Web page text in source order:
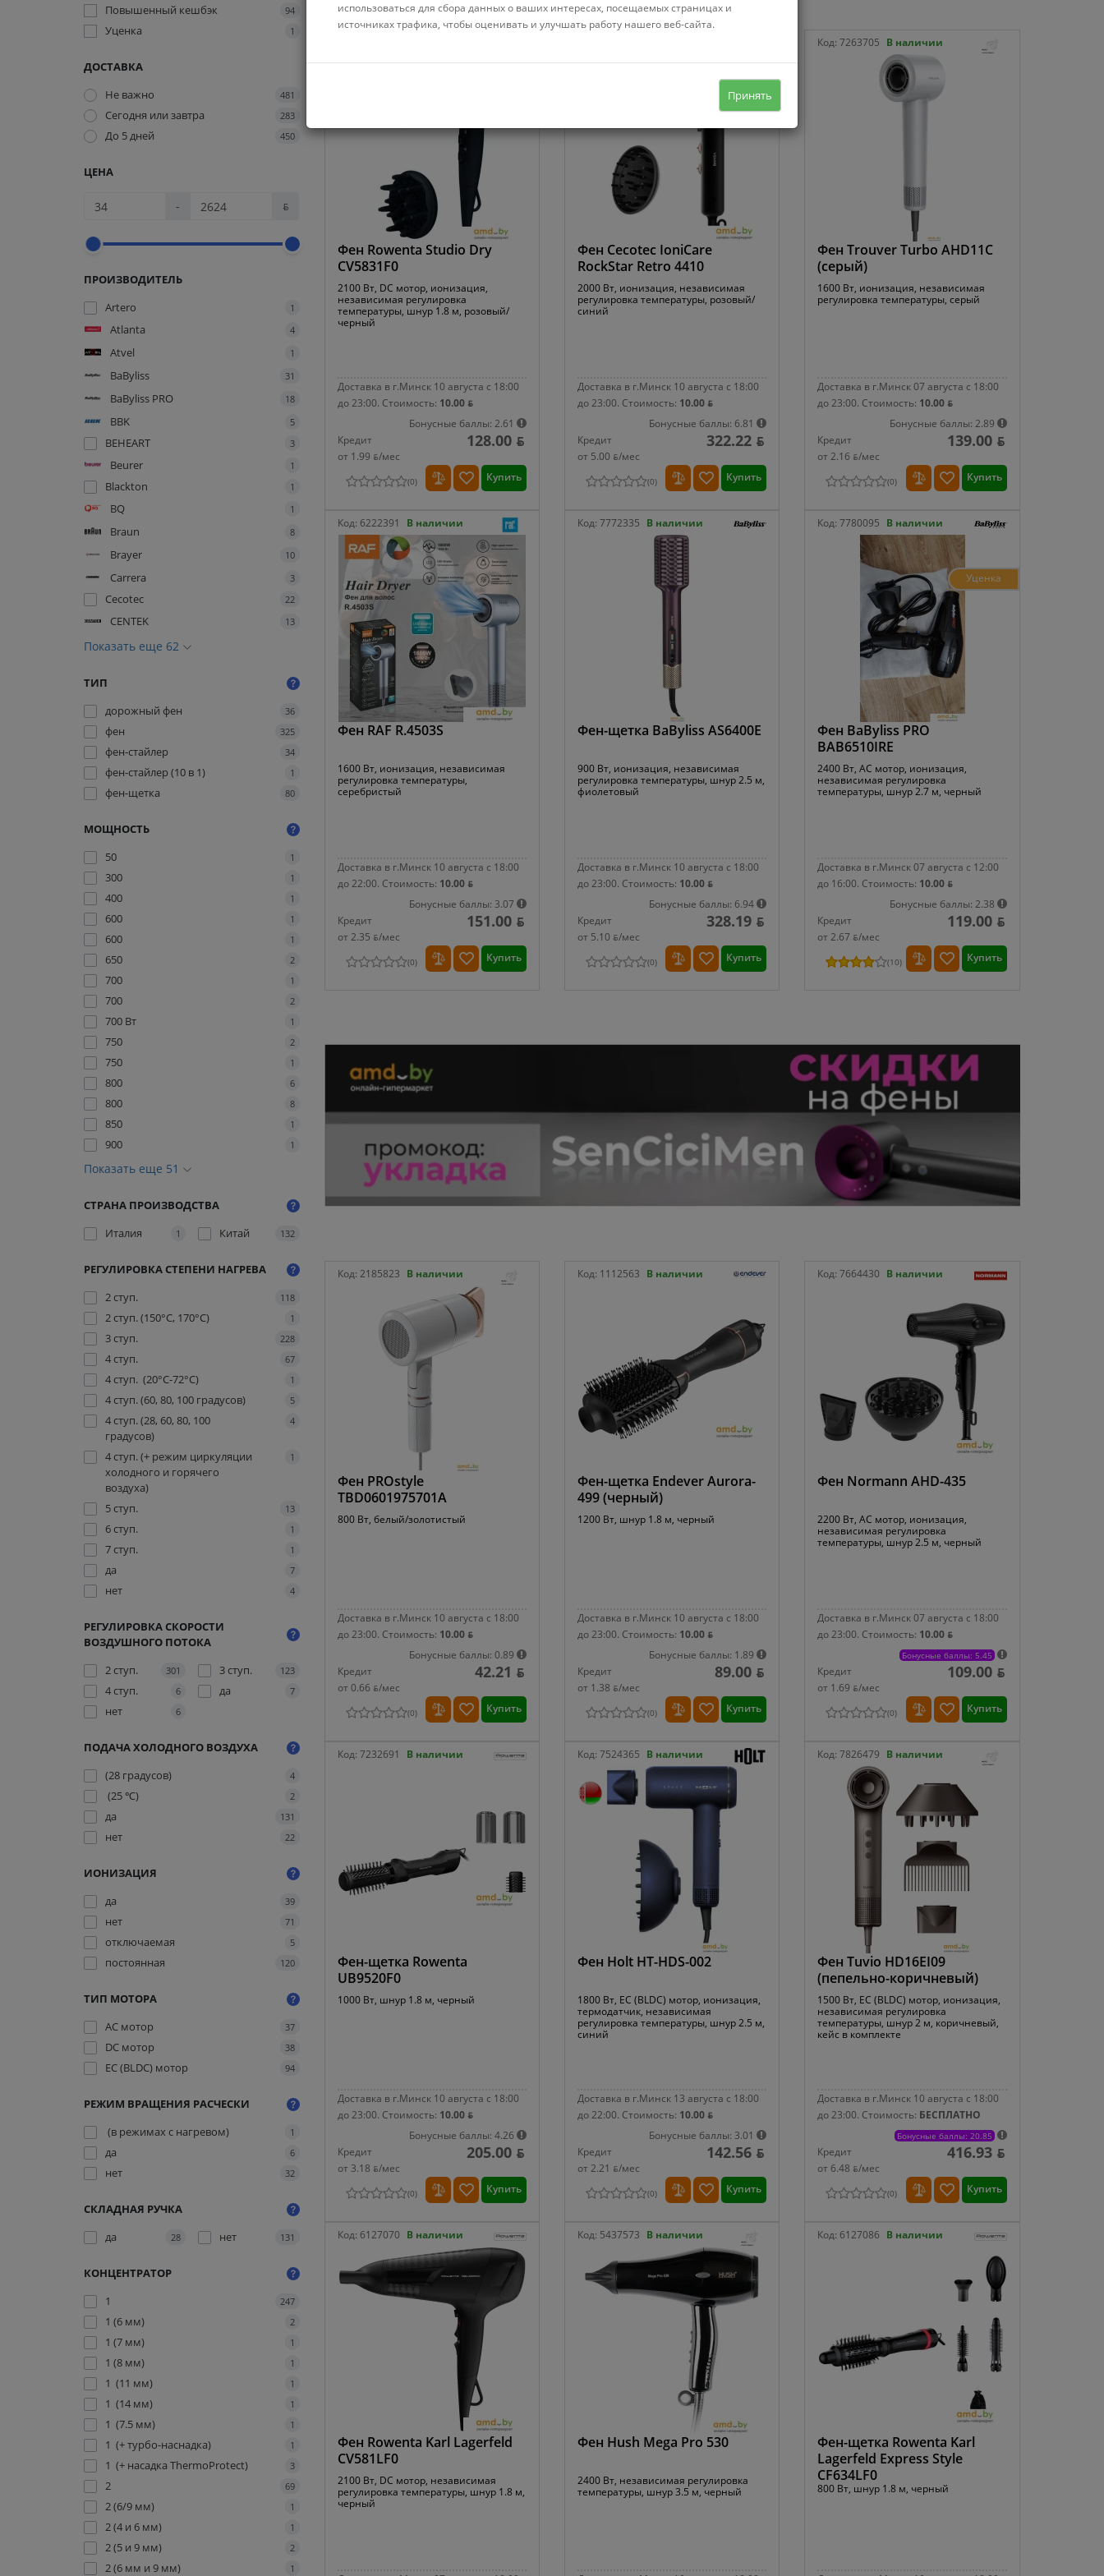
Повышенный кешбэк 94
Уценка 1
ДОСТАВКА
Не важно
481
Сегодня или завтра 283
До 5 дней 450
ЦЕНА
- ƃ
ПРОИЗВОДИТЕЛЬ
Artero
1
Atlanta 4
Atvel 1
BaByliss 31
BaByliss PRO 18
BBK 5
BEHEART 3
Beurer 1
Blackton 1
BQ 1
Braun 8
Brayer 10
Carrera 3
Cecotec 22
CENTEK 13
Показать еще 62
ТИП
дорожный фен
36
фен 325
фен-стайлер 34
фен-стайлер (10 в 1) 1
фен-щетка 80
МОЩНОСТЬ
50
1
300 1
400 1
600 1
600 1
650 2
700 1
700 2
700 Вт 1
750 2
750 1
800 6
800 8
850 1
900 1
Показать еще 51
СТРАНА ПРОИЗВОДСТВА
Италия
1 Китай 132
РЕГУЛИРОВКА СТЕПЕНИ НАГРЕВА
2 ступ.
118
2 ступ. (150°C, 170°C) 1
3 ступ. 228
4 ступ. 67
4 ступ. (20°C-72°C) 1
4 ступ. (60, 80, 100 градусов) 5
4 ступ. (28, 60, 80, 100
градусов)
4
4 ступ. (+ режим циркуляции
холодного и горячего
воздуха)
1
5 ступ. 13
6 ступ. 1
7 ступ. 1
да 7
нет 4
РЕГУЛИРОВКА СКОРОСТИ
ВОЗДУШНОГО ПОТОКА
2 ступ.
301 3 ступ. 123
4 ступ. 6 да 7
нет 6
ПОДАЧА ХОЛОДНОГО ВОЗДУХА
(28 градусов)
4
(25 ℃) 2
да 131
нет 22
ИОНИЗАЦИЯ
да
39
нет 71
отключаемая 5
постоянная 120
ТИП МОТОРА
AC мотор
37
DC мотор 38
EC (BLDC) мотор 94
РЕЖИМ ВРАЩЕНИЯ РАСЧЕСКИ
(в режимах с нагревом)
1
да 6
нет 32
СКЛАДНАЯ РУЧКА
да
28 нет 131
КОНЦЕНТРАТОР
1
247
1 (6 мм) 2
1 (7 мм) 1
1 (8 мм) 1
1 (11 мм) 1
1 (14 мм) 1
1 (7.5 мм) 1
1 (+ турбо-наснадка) 1
1 (+ насадка ThermoProtect) 3
2 69
2 (6/9 мм) 1
2 (4 и 6 мм) 1
2 (5 и 9 мм) 2
2 (6 мм и 9 мм) 1
Сортировать: Популярные
Фен Rowenta Studio Dry
CV5831F0
2100 Вт, DC мотор, ионизация,
независимая регулировка
температуры, шнур 1.8 м, розовый/
черный
Доставка в г.Минск 10 августа с 18:00
до 23:00. Стоимость: 10.00 ƃ
Бонусные баллы: 2.61
Кредит
от 1.99 ƃ/мec
128.00 ƃ
(0) Купить
Фен Cecotec IoniCare
RockStar Retro 4410
2000 Вт, ионизация, независимая
регулировка температуры, розовый/
синий
Доставка в г.Минск 10 августа с 18:00
до 23:00. Стоимость: 10.00 ƃ
Бонусные баллы: 6.81
Кредит
от 5.00 ƃ/мec
322.22 ƃ
(0) Купить
Код:7263705 В наличии
Фен Trouver Turbo AHD11C
(серый)
1600 Вт, ионизация, независимая
регулировка температуры, серый
Доставка в г.Минск 07 августа с 18:00
до 23:00. Стоимость: 10.00 ƃ
Бонусные баллы: 2.89
Кредит
от 2.16 ƃ/мec
139.00 ƃ
(0) Купить
Код: 6222391 В наличии
Фен RAF R.4503S
1600 Вт, ионизация, независимая
регулировка температуры,
серебристый
Доставка в г.Минск 10 августа с 18:00
до 22:00. Стоимость: 10.00 ƃ
Бонусные баллы: 3.07
Кредит
от 2.35 ƃ/мec
151.00 ƃ
(0) Купить
Код: 7772335 В наличии
Фен-щетка BaByliss AS6400E
900 Вт, ионизация, независимая
регулировка температуры, шнур 2.5 м,
фиолетовый
Доставка в г.Минск 10 августа с 18:00
до 23:00. Стоимость: 10.00 ƃ
Бонусные баллы: 6.94
Кредит
от 5.10 ƃ/мec
328.19 ƃ
(0) Купить
Код:7780095 В наличии
Уценка
Фен BaByliss PRO
BAB6510IRE
2400 Вт, AC мотор, ионизация,
независимая регулировка
температуры, шнур 2.7 м, черный
Доставка в г.Минск 07 августа с 12:00
до 16:00. Стоимость: 10.00 ƃ
Бонусные баллы: 2.38
Кредит
от 2.67 ƃ/мec
119.00 ƃ
(10) Купить
Код: 2185823 В наличии
Фен PROstyle
TBD0601975701A
800 Вт, белый/золотистый
Доставка в г.Минск 10 августа с 18:00
до 23:00. Стоимость: 10.00 ƃ
Бонусные баллы: 0.89
Кредит
от 0.66 ƃ/мec
42.21 ƃ
(0) Купить
Код: 1112563 В наличии
Фен-щетка Endever Aurora-
499 (черный)
1200 Вт, шнур 1.8 м, черный
Доставка в г.Минск 10 августа с 18:00
до 23:00. Стоимость: 10.00 ƃ
Бонусные баллы: 1.89
Кредит
от 1.38 ƃ/мec
89.00 ƃ
(0) Купить
Код:7664430 В наличии
Фен Normann AHD-435
2200 Вт, AC мотор, ионизация,
независимая регулировка
температуры, шнур 2.5 м, черный
Доставка в г.Минск 07 августа с 18:00
до 23:00. Стоимость: 10.00 ƃ
Бонусные баллы: 5.45
Кредит
от 1.69 ƃ/мec
109.00 ƃ
(0) Купить
Код: 7232691 В наличии
Фен-щетка Rowenta
UB9520F0
1000 Вт, шнур 1.8 м, черный
Доставка в г.Минск 10 августа с 18:00
до 23:00. Стоимость: 10.00 ƃ
Бонусные баллы: 4.26
Кредит
от 3.18 ƃ/мec
205.00 ƃ
(0) Купить
Код: 7524365 В наличии
Фен Holt HT-HDS-002
1800 Вт, EC (BLDC) мотор, ионизация,
термодатчик, независимая
регулировка температуры, шнур 2.5 м,
синий
Доставка в г.Минск 13 августа с 18:00
до 22:00. Стоимость: 10.00 ƃ
Бонусные баллы: 3.01
Кредит
от 2.21 ƃ/мec
142.56 ƃ
(0) Купить
Код:7826479 В наличии
Фен Tuvio HD16EI09
(пепельно-коричневый)
1500 Вт, EC (BLDC) мотор, ионизация,
независимая регулировка
температуры, шнур 2 м, коричневый,
кейс в комплекте
Доставка в г.Минск 10 августа с 18:00
до 23:00. Стоимость: БЕСПЛАТНО
Бонусные баллы: 20.85
Кредит
от 6.48 ƃ/мec
416.93 ƃ
(0) Купить
Код: 6127070 В наличии
Фен Rowenta Karl Lagerfeld
CV581LF0
2100 Вт, DC мотор, независимая
регулировка температуры, шнур 1.8 м,
черный
Код: 5437573 В наличии
Фен Hush Mega Pro 530
2400 Вт, независимая регулировка
температуры, шнур 3.5 м, черный
Код: 6127086 В наличии
Фен-щетка Rowenta Karl
Lagerfeld Express Style
CF634LF0
800 Вт, шнур 1.8 м, черный
использоваться для сбора данных о ваших интересах, посещаемых страницах и
источниках трафика, чтобы оценивать и улучшать работу нашего веб-сайта.
Принять